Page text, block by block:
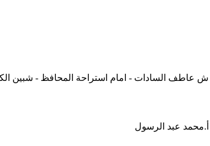
ش عاطف السادات - امام استراحة المحافظ - شبين
أ.محمد عبد الرسول